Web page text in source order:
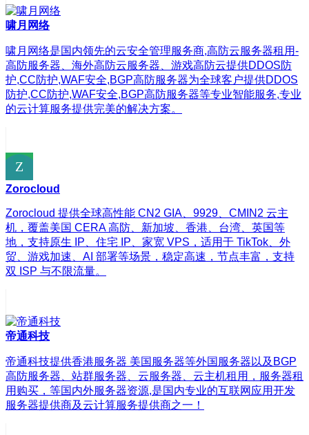
啸月网络
啸月网络是国内领先的云安全管理服务商,高防云服务器租用-
高防服务器、海外高防云服务器、游戏高防云提供DDOS防
护,CC防护,WAF安全,BGP高防服务器为全球客户提供DDOS
防护,CC防护,WAF安全,BGP高防服务器等专业智能服务,专业
的云计算服务提供完美的解决方案。
Zorocloud
Zorocloud 提供全球高性能 CN2 GIA、9929、CMIN2 云主
机，覆盖美国 CERA 高防、新加坡、香港、台湾、英国等
地，支持原生 IP、住宅 IP、家宽 VPS，适用于 TikTok、外
贸、游戏加速、AI 部署等场景，稳定高速，节点丰富，支持
双 ISP 与不限流量。
帝通科技
帝通科技提供香港服务器 美国服务器等外国服务器以及BGP
高防服务器、站群服务器、云服务器、云主机租用，服务器租
用购买，等国内外服务器资源,是国内专业的互联网应用开发
服务器提供商及云计算服务提供商之一！